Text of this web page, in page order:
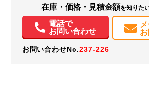
エアコン パワステ パワーウィンドウ ABS エアバ
在庫・価格・見積金額を知りた
電話で
お問い合わせ
お問い合わせNo.237-226